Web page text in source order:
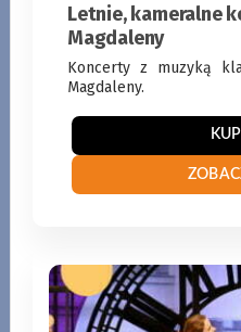
Letnie, kameralne
Magdaleny
Koncerty z muzyką
Magdaleny.